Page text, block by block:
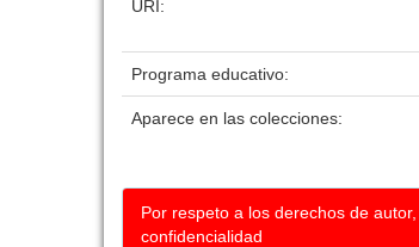
URI:
Programa educativo:
Aparece en las colecciones:
Por respeto a los derechos de
confidencialidad